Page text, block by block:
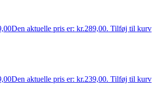
Den aktuelle pris er: kr.289,00. Tilføj til kurv
Den aktuelle pris er: kr.239,00. Tilføj til kurv